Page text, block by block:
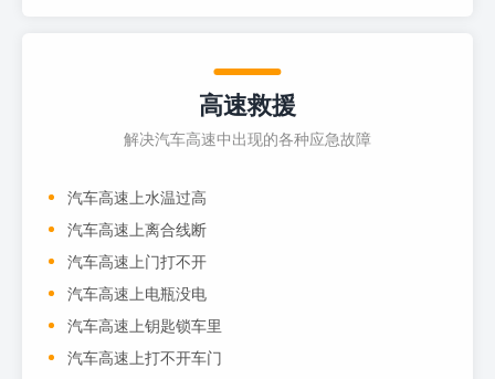
高速救援
解决汽车高速中出现的各种应急故障
汽车高速上水温过高
汽车高速上离合线断
汽车高速上门打不开
汽车高速上电瓶没电
汽车高速上钥匙锁车里
汽车高速上打不开车门